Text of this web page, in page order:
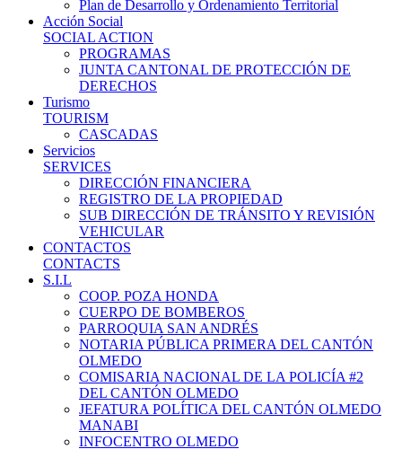
Plan de Desarrollo y Ordenamiento Territorial
Acción Social
SOCIAL ACTION
PROGRAMAS
JUNTA CANTONAL DE PROTECCIÓN DE
DERECHOS
Turismo
TOURISM
CASCADAS
Servicios
SERVICES
DIRECCIÓN FINANCIERA
REGISTRO DE LA PROPIEDAD
SUB DIRECCIÓN DE TRÁNSITO Y REVISIÓN
VEHICULAR
CONTACTOS
CONTACTS
S.I.L
COOP. POZA HONDA
CUERPO DE BOMBEROS
PARROQUIA SAN ANDRÉS
NOTARIA PÚBLICA PRIMERA DEL CANTÓN
OLMEDO
COMISARIA NACIONAL DE LA POLICÍA #2
DEL CANTÓN OLMEDO
JEFATURA POLÍTICA DEL CANTÓN OLMEDO
MANABI
INFOCENTRO OLMEDO